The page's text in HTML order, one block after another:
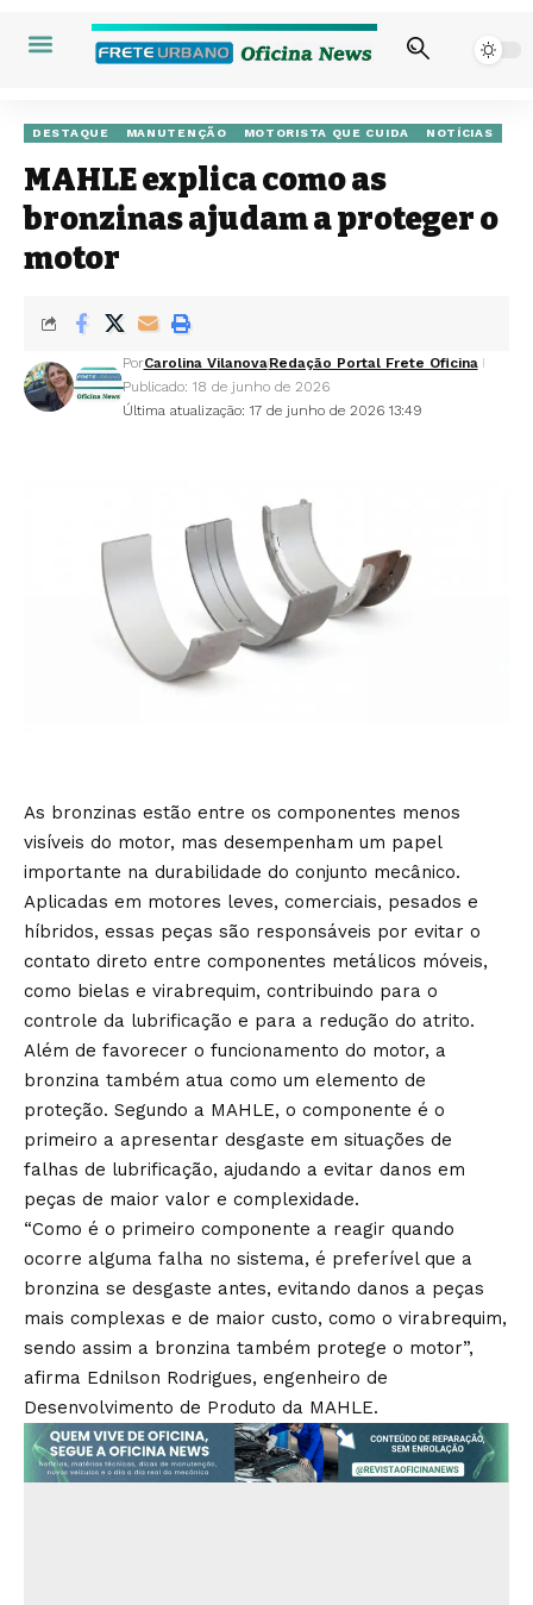
DESTAQUE MANUTENÇÃO MOTORISTA QUE CUIDA NOTÍCIAS
MAHLE explica como as
bronzinas ajudam a proteger o
motor
Última atualização: 17 de junho de 2026 13:49
PorCarolina VilanovaRedação Portal Frete Oficina
Publicado: 18 de junho de 2026
As bronzinas estão entre os componentes menos
visíveis do motor, mas desempenham um papel
importante na durabilidade do conjunto mecânico.
Aplicadas em motores leves, comerciais, pesados e
híbridos, essas peças são responsáveis por evitar o
contato direto entre componentes metálicos móveis,
como bielas e virabrequim, contribuindo para o
controle da lubrificação e para a redução do atrito.
Além de favorecer o funcionamento do motor, a
bronzina também atua como um elemento de
proteção. Segundo a MAHLE, o componente é o
primeiro a apresentar desgaste em situações de
falhas de lubrificação, ajudando a evitar danos em
peças de maior valor e complexidade.
“Como é o primeiro componente a reagir quando
ocorre alguma falha no sistema, é preferível que a
bronzina se desgaste antes, evitando danos a peças
mais complexas e de maior custo, como o virabrequim,
sendo assim a bronzina também protege o motor”,
afirma Ednilson Rodrigues, engenheiro de
Desenvolvimento de Produto da MAHLE.